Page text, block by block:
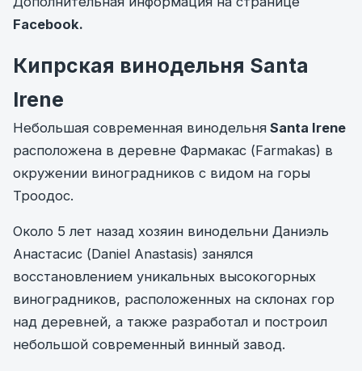
Facebook.
Кипрская винодельня Santa
Irene
Небольшая современная винодельня Santa Irene
расположена в деревне Фармакас (Farmakas) в
окружении виноградников с видом на горы
Троодос.
Около 5 лет назад хозяин винодельни Даниэль
Анастасис (Daniel Anastasis) занялся
восстановлением уникальных высокогорных
виноградников, расположенных на склонах гор
над деревней, а также разработал и построил
небольшой современный винный завод.